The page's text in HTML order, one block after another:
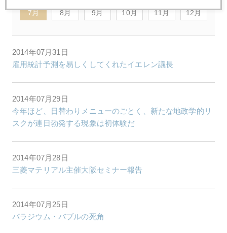
7月 8月 9月 10月 11月 12月
2014年07月31日
雇用統計予測を易しくしてくれたイエレン議長
2014年07月29日
今年ほど、日替わりメニューのごとく、新たな地政学的リ
スクが連日勃発する現象は初体験だ
2014年07月28日
三菱マテリアル主催大阪セミナー報告
2014年07月25日
パラジウム・バブルの死角